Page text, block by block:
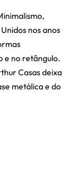
nos anos
e no retângulo.
Casas deixa
metálica e do